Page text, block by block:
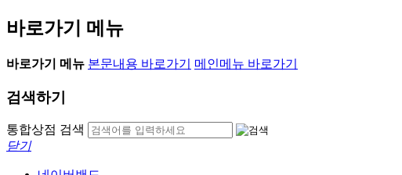
바로가기 메뉴
바로가기 메뉴 본문내용 바로가기 메인메뉴 바로가기
검색하기
통합상점 검색
닫기